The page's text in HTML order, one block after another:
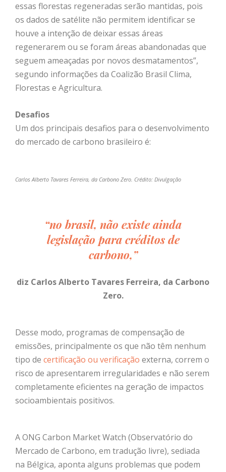
essas florestas regeneradas serão mantidas, pois
os dados de satélite não permitem identificar se
houve a intenção de deixar essas áreas
regenerarem ou se foram áreas abandonadas que
seguem ameaçadas por novos desmatamentos”,
segundo informações da Coalizão Brasil Clima,
Florestas e Agricultura.
Desafios
Um dos principais desafios para o desenvolvimento
do mercado de carbono brasileiro é:
Carlos Alberto Tavares Ferreira, da Carbono Zero. Crédito: Divulgação
“no brasil, não existe ainda
legislação para créditos de
carbono,”
diz Carlos Alberto Tavares Ferreira, da Carbono
Zero.
Desse modo, programas de compensação de
emissões, principalmente os que não têm nenhum
tipo de certificação ou verificação externa, correm o
risco de apresentarem irregularidades e não serem
completamente eficientes na geração de impactos
socioambientais positivos.
A ONG Carbon Market Watch (Observatório do
Mercado de Carbono, em tradução livre), sediada
na Bélgica, aponta alguns problemas que podem